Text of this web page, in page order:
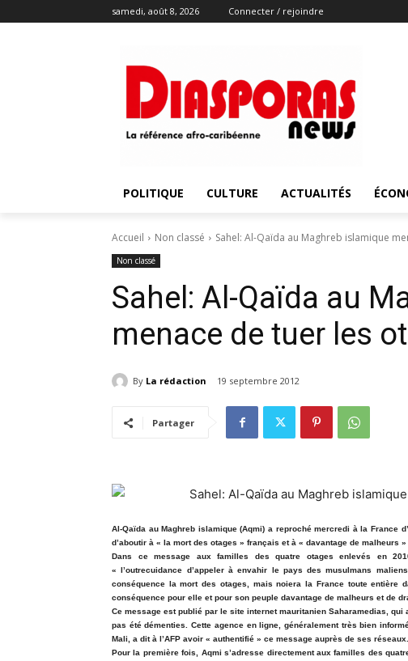
samedi, août 8, 2026 Connecter / rejoindre
POLITIQUE CULTURE ACTUALITÉS
Accueil Non classé Sahel: Al-Qaïda au Maghreb islamique
Non classé
Sahel: Al-Qaïda au
menace de tuer les
By La rédaction 19 septembre 2012
Partager
Al-Qaïda au Maghreb islamique (Aqmi) a reproché mercredi à la France
d’aboutir à « la mort des otages » français et à « davantage de malheurs
Dans ce message aux familles des quatre otages enlevés en
« l’outrecuidance d’appeler à envahir le pays des musulmans
conséquence la mort des otages, mais noiera la France toute entière
conséquence pour elle et pour son peuple davantage de malheurs et de
Ce message est publié par le site internet mauritanien Saharamedias,
pas été démenties. Cette agence en ligne, généralement très bien
Mali, a dit à l’AFP avoir « authentifié » ce message auprès de ses réseaux.
Pour la première fois, Aqmi s’adresse directement aux familles des